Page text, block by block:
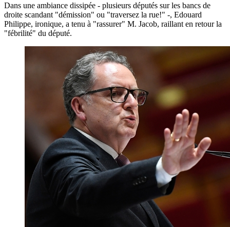
Dans une ambiance dissipée - plusieurs députés sur les bancs de
droite scandant "démission" ou "traversez la rue!" -, Edouard
Philippe, ironique, a tenu à "rassurer" M. Jacob, raillant en retour la
"fébrilité" du député.